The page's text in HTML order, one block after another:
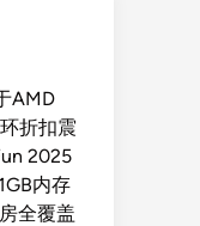
AMD
折扣震
2025
内存
全覆盖